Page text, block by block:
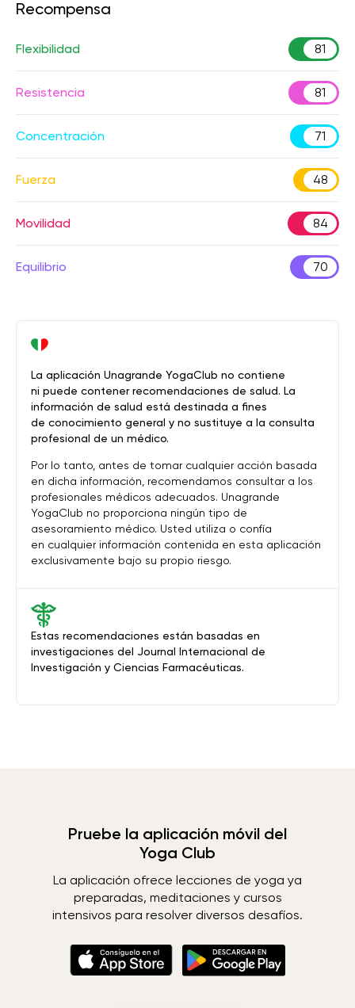
Recompensa
Flexibilidad 81
Resistencia 81
Concentración 71
Fuerza 48
Movilidad 84
Equilibrio 70
Estas recomendaciones están basadas en
investigaciones del Journal Internacional de
Investigación y Ciencias Farmacéuticas.
La aplicación Unagrande YogaClub no contiene
ni puede contener recomendaciones de salud. La
información de salud está destinada a fines
de conocimiento general y no sustituye a la consulta
profesional de un médico.
Por lo tanto, antes de tomar cualquier acción basada
en dicha información, recomendamos consultar a los
profesionales médicos adecuados. Unagrande
YogaClub no proporciona ningún tipo de
asesoramiento médico. Usted utiliza o confía
en cualquier información contenida en esta aplicación
exclusivamente bajo su propio riesgo.
Pruebe la aplicación móvil del
Yoga Club
La aplicación ofrece lecciones de yoga ya
preparadas, meditaciones y cursos
intensivos para resolver diversos desafíos.